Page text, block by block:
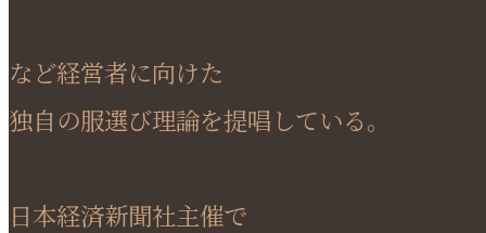
など経営者に向けた
独自の服選び理論を提唱している。
日本経済新聞社主催で